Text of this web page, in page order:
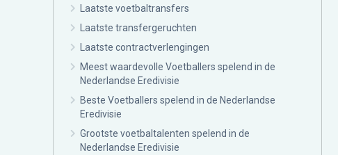
Laatste voetbaltransfers
Laatste transfergeruchten
Laatste contractverlengingen
Meest waardevolle Voetballers spelend in de
Nederlandse Eredivisie
Beste Voetballers spelend in de Nederlandse
Eredivisie
Grootste voetbaltalenten spelend in de
Nederlandse Eredivisie